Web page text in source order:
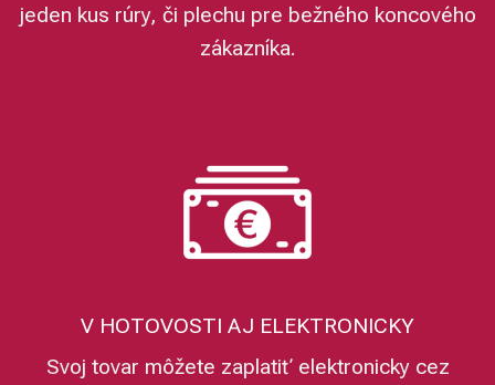
jeden kus rúry, či plechu pre bežného koncového
zákazníka.
V HOTOVOSTI AJ ELEKTRONICKY
Svoj tovar môžete zaplatiť elektronicky cez